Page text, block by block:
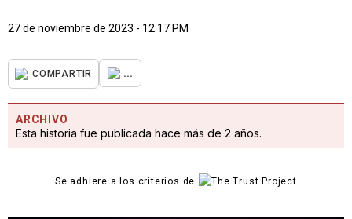
27 de noviembre de 2023 - 12:17 PM
COMPARTIR ...
ARCHIVO
Esta historia fue publicada hace más de 2 años.
Se adhiere a los criterios de